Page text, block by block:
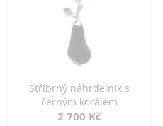
Stříbrný náhrdelník s
černým korálem
2 700 Kč